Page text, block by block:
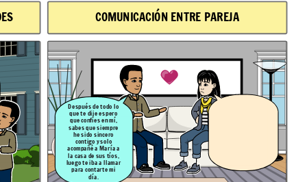
COMUNICACIÓN ENTRE PAREJA
Después de todo lo
que te dije espero
que confíes en mí,
sabes que siempre
he sido sincero
contigo y solo
acompañé a María a
la casa de sus tíos,
luego te iba a llamar
para contarte mi
día.